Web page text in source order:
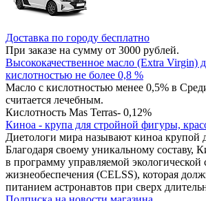
Доставка по городу бесплатно
При заказе на сумму от 3000 рублей.
Высококачественное масло (Extra Virgin)
кислотностью не более 0,8 %
Масло с кислотностью менее 0,5% в
считается лечебным.
Кислотность Mas Terras- 0,12%
Киноа - крупа для стройной фигуры,
Диетологи мира называют киноа крупой
Благодаря своему уникальному составу,
в программу управляемой экологической
жизнеобеспечения (CELSS), которая
питанием астронавтов при сверх